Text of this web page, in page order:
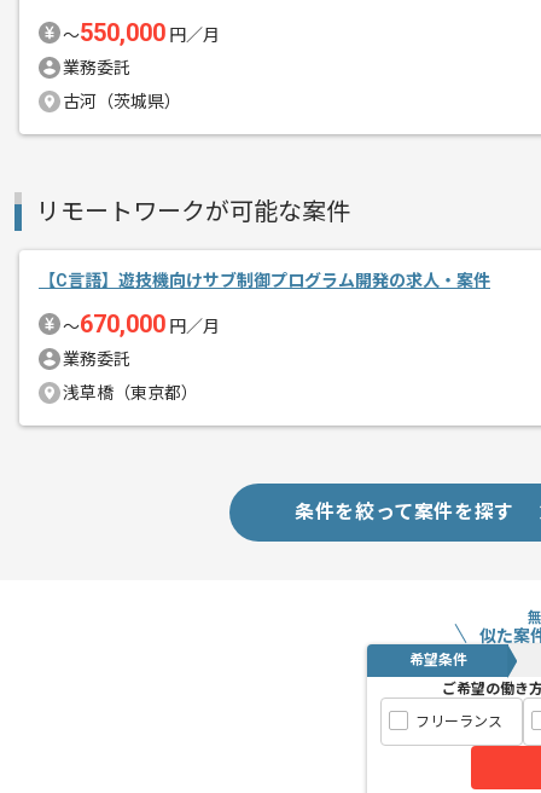
エージェントからのコ
メント
中長期的に腰をすえての
〜550,000 円／月
業務委託
古河（茨城県）
リモートワークが可能な案件
【C言語】遊技機向けサブ制御プログラム開発の求人・案件
〜670,000 円／月
業務委託
浅草橋（東京都）
条件を絞って案件を探す
似た案
希望条件
ご希望の働き
フリーランス